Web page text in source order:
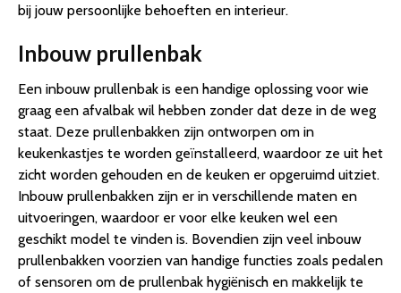
bij jouw persoonlijke behoeften en interieur.
Inbouw prullenbak
Een inbouw prullenbak is een handige oplossing voor wie
graag een afvalbak wil hebben zonder dat deze in de weg
staat. Deze prullenbakken zijn ontworpen om in
keukenkastjes te worden geïnstalleerd, waardoor ze uit het
zicht worden gehouden en de keuken er opgeruimd uitziet.
Inbouw prullenbakken zijn er in verschillende maten en
uitvoeringen, waardoor er voor elke keuken wel een
geschikt model te vinden is. Bovendien zijn veel inbouw
prullenbakken voorzien van handige functies zoals pedalen
of sensoren om de prullenbak hygiënisch en makkelijk te